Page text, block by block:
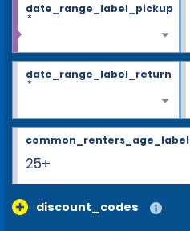
date_range_label_pickup
*
date_range_label_return
*
25+
common_renters_age_label
discount_codes